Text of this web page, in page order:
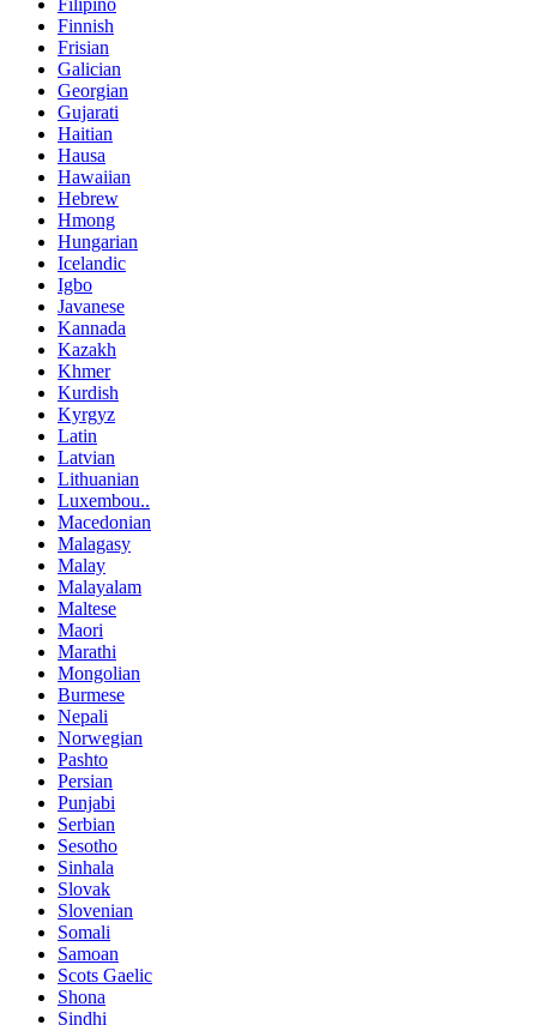
Filipino
Finnish
Frisian
Galician
Georgian
Gujarati
Haitian
Hausa
Hawaiian
Hebrew
Hmong
Hungarian
Icelandic
Igbo
Javanese
Kannada
Kazakh
Khmer
Kurdish
Kyrgyz
Latin
Latvian
Lithuanian
Luxembou..
Macedonian
Malagasy
Malay
Malayalam
Maltese
Maori
Marathi
Mongolian
Burmese
Nepali
Norwegian
Pashto
Persian
Punjabi
Serbian
Sesotho
Sinhala
Slovak
Slovenian
Somali
Samoan
Scots Gaelic
Shona
Sindhi